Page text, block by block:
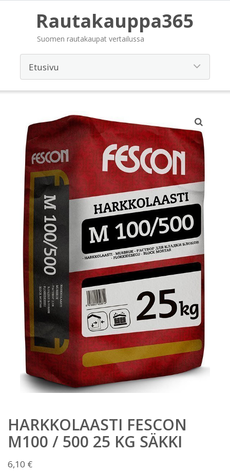
Rautakauppa365
Suomen rautakaupat vertailussa
HARKKOLAASTI FESCON
M100 / 500 25 KG SÄKKI
6,10 €